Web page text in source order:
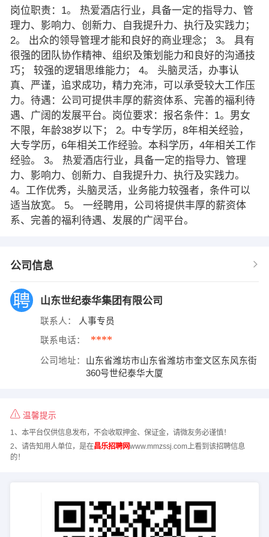
岗位职责：1。 热爱酒店行业，具备一定的指导力、管
理力、影响力、创新力、自我提升力、执行及实践力；
2。 出众的领导管理才能和良好的商业理念； 3。 具有
很强的团队协作精神、组织及策划能力和良好的沟通技
巧； 较强的逻辑思维能力； 4。 头脑灵活，办事认
真、严谨，追求成功，精力充沛，可以承受较大工作压
力。待遇：公司可提供丰厚的薪资体系、完善的福利待
遇、广阔的发展平台。岗位要求：报名条件：1。男女
不限，年龄38岁以下； 2。中专学历，8年相关经验，
大专学历，6年相关工作经验。本科学历，4年相关工作
经验。 3。 热爱酒店行业，具备一定的指导力、管理
力、影响力、创新力、自我提升力、执行及实践力。
4。工作优秀，头脑灵活，业务能力较强者，条件可以
适当放宽。 5。 一经聘用，公司将提供丰厚的薪资体
系、完善的福利待遇、发展的广阔平台。
公司信息
山东世纪泰华集团有限公司
联系人： 人事专员
联系电话： ****
公司地址：
山东省潍坊市山东省潍坊市奎文区东风东街
360号世纪泰华大厦
温馨提示
1、本平台仅供信息发布，不会收取押金、保证金，请微友务必谨慎！
2、请告知用人单位，是在昌乐招聘网www.mmzssj.com上看到该招聘信息
的！